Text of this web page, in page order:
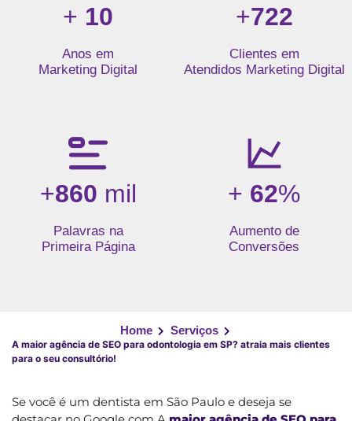
+ 10
Anos em
Marketing Digital
+722
Clientes em
Atendidos Marketing Digital
+860 mil
Palavras na
Primeira Página
+ 62%
Aumento de
Conversões
Home Serviços
A maior agência de SEO para odontologia em SP? atraia mais clientes
para o seu consultório!
Se você é um dentista em São Paulo e deseja se